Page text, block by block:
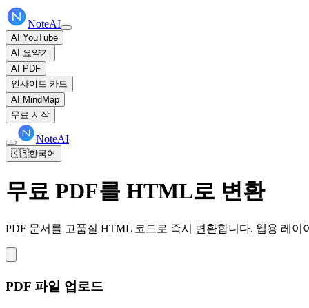
NoteAI
AI YouTube
AI 요약기
AI PDF
인사이트 카드
AI MindMap
무료 시작
NoteAI
🇰🇷한국어
무료 PDF를 HTML로 변환
PDF 문서를 고품질 HTML 코드로 즉시 변환합니다. 웹용 레
PDF 파일 업로드